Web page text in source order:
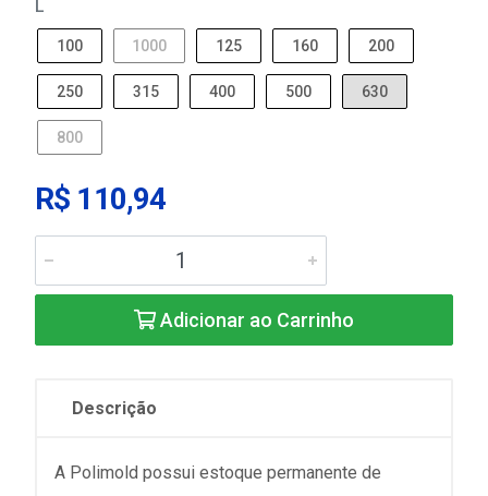
L
100 1000 125 160 200
250 315 400 500 630
800
R$ 110,94
Adicionar ao Carrinho
Descrição
A Polimold possui estoque permanente de